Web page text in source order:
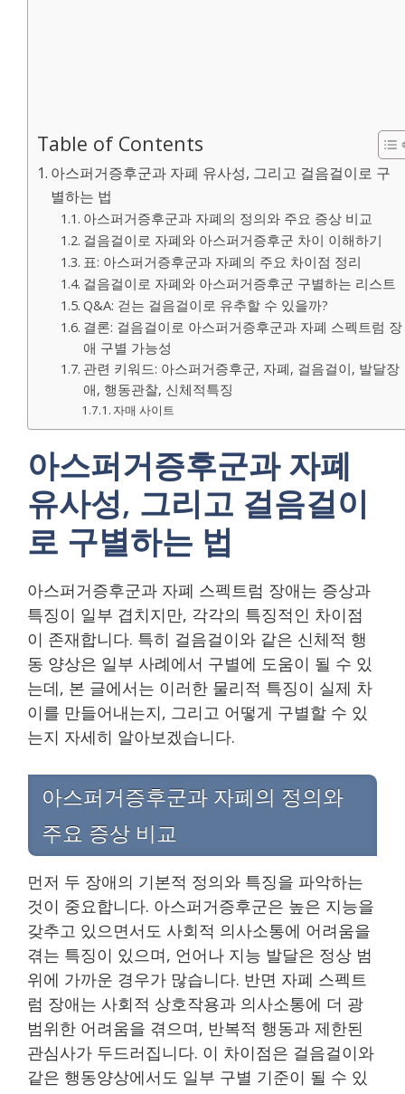
Table of Contents
아스퍼거증후군과 자폐 유사성, 그리고 걸음걸이로 구
별하는 법
아스퍼거증후군과 자폐의 정의와 주요 증상 비교
걸음걸이로 자폐와 아스퍼거증후군 차이 이해하기
표: 아스퍼거증후군과 자폐의 주요 차이점 정리
걸음걸이로 자폐와 아스퍼거증후군 구별하는 리스트
Q&A: 걷는 걸음걸이로 유추할 수 있을까?
결론: 걸음걸이로 아스퍼거증후군과 자폐 스펙트럼 장
애 구별 가능성
관련 키워드: 아스퍼거증후군, 자폐, 걸음걸이, 발달장
애, 행동관찰, 신체적특징
자매 사이트
아스퍼거증후군과 자폐
유사성, 그리고 걸음걸이
로 구별하는 법
아스퍼거증후군과 자폐 스펙트럼 장애는 증상과
특징이 일부 겹치지만, 각각의 특징적인 차이점
이 존재합니다. 특히 걸음걸이와 같은 신체적 행
동 양상은 일부 사례에서 구별에 도움이 될 수 있
는데, 본 글에서는 이러한 물리적 특징이 실제 차
이를 만들어내는지, 그리고 어떻게 구별할 수 있
는지 자세히 알아보겠습니다.
아스퍼거증후군과 자폐의 정의와
주요 증상 비교
먼저 두 장애의 기본적 정의와 특징을 파악하는
것이 중요합니다. 아스퍼거증후군은 높은 지능을
갖추고 있으면서도 사회적 의사소통에 어려움을
겪는 특징이 있으며, 언어나 지능 발달은 정상 범
위에 가까운 경우가 많습니다. 반면 자폐 스펙트
럼 장애는 사회적 상호작용과 의사소통에 더 광
범위한 어려움을 겪으며, 반복적 행동과 제한된
관심사가 두드러집니다. 이 차이점은 걸음걸이와
같은 행동양상에서도 일부 구별 기준이 될 수 있